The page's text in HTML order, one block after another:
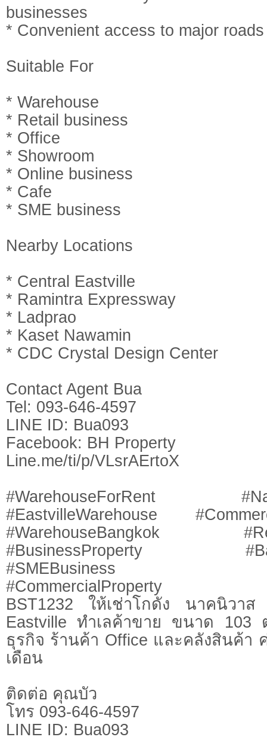
businesses
* Convenient access to major roads
Suitable For
* Warehouse
* Retail business
* Office
* Showroom
* Online business
* Cafe
* SME business
Nearby Locations
* Central Eastville
* Ramintra Expressway
* Ladprao
* Kaset Nawamin
* CDC Crystal Design Center
Contact Agent Bua
Tel: 093-646-4597
LINE ID: Bua093
Facebook: BH Property
Line.me/ti/p/VLsrAErtoX
#WarehouseForRent
#EastvilleWarehouse
#WarehouseBangkok
#BusinessProperty
#SMEBusiness
#CommercialProperty
BST1232 ให้เช่าโกดัง นาคนิวา
Eastville ทำเลค้าขาย ขนาด 103
ธุรกิจ ร้านค้า Office และคลังสินค้า
เดือน
ติดต่อ คุณบัว
โทร 093-646-4597
LINE ID: Bua093